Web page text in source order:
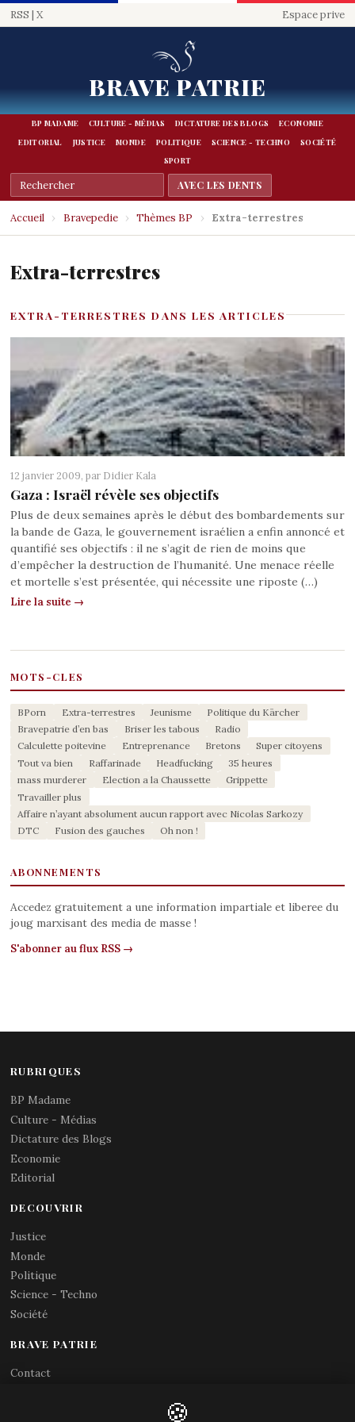
RSS | X Espace prive
BRAVE PATRIE
BP MADAME CULTURE - MÉDIAS DICTATURE DES BLOGS
ECONOMIE
EDITORIAL
JUSTICE MONDE POLITIQUE SCIENCE - TECHNO
SOCIÉTÉ
SPORT
Accueil › Bravepedie › Thèmes BP › Extra-terrestres
Extra-terrestres
EXTRA-TERRESTRES DANS LES ARTICLES
12 janvier 2009, par Didier Kala
Gaza : Israël révèle ses objectifs
Plus de deux semaines après le début des bombardements sur
la bande de Gaza, le gouvernement israélien a enfin annoncé et
quantifié ses objectifs : il ne s’agit de rien de moins que
d’empêcher la destruction de l’humanité. Une menace réelle
et mortelle s’est présentée, qui nécessite une riposte (…)
Lire la suite →
MOTS-CLES
BPorn Extra-terrestres Jeunisme
Politique du Kärcher
Bravepatrie d’en bas
Briser les tabous
Radio
Calculette poitevine
Entreprenance Bretons
Super citoyens
Tout va bien
Raffarinade Headfucking
35 heures
mass murderer
Election a la Chaussette
Grippette
Travailler plus
Affaire n’ayant absolument aucun rapport avec Nicolas Sarkozy
DTC
Fusion des gauches Oh non !
ABONNEMENTS
Accedez gratuitement a une information impartiale et liberee du
joug marxisant des media de masse !
S'abonner au flux RSS →
RUBRIQUES
BP Madame
Culture - Médias
Dictature des Blogs
Economie
Editorial
DECOUVRIR
Justice
Monde
Politique
Science - Techno
Société
BRAVE PATRIE
Contact
🍪